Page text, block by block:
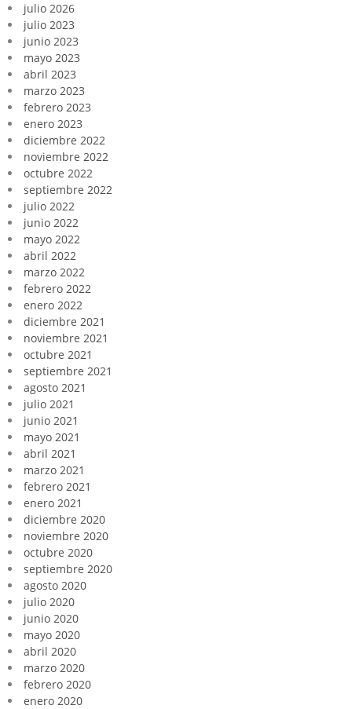
julio 2026
julio 2023
junio 2023
mayo 2023
abril 2023
marzo 2023
febrero 2023
enero 2023
diciembre 2022
noviembre 2022
octubre 2022
septiembre 2022
julio 2022
junio 2022
mayo 2022
abril 2022
marzo 2022
febrero 2022
enero 2022
diciembre 2021
noviembre 2021
octubre 2021
septiembre 2021
agosto 2021
julio 2021
junio 2021
mayo 2021
abril 2021
marzo 2021
febrero 2021
enero 2021
diciembre 2020
noviembre 2020
octubre 2020
septiembre 2020
agosto 2020
julio 2020
junio 2020
mayo 2020
abril 2020
marzo 2020
febrero 2020
enero 2020